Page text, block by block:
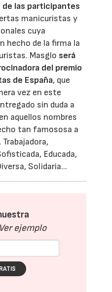
de las participantes
manicuristas y
cuya
hecho de la firma la
Masglo será
del premio
de España, que
vez en este
sin duda a
aquellos nombres
tan famososa a
Educada,
Solidaria...
Ver ejemplo